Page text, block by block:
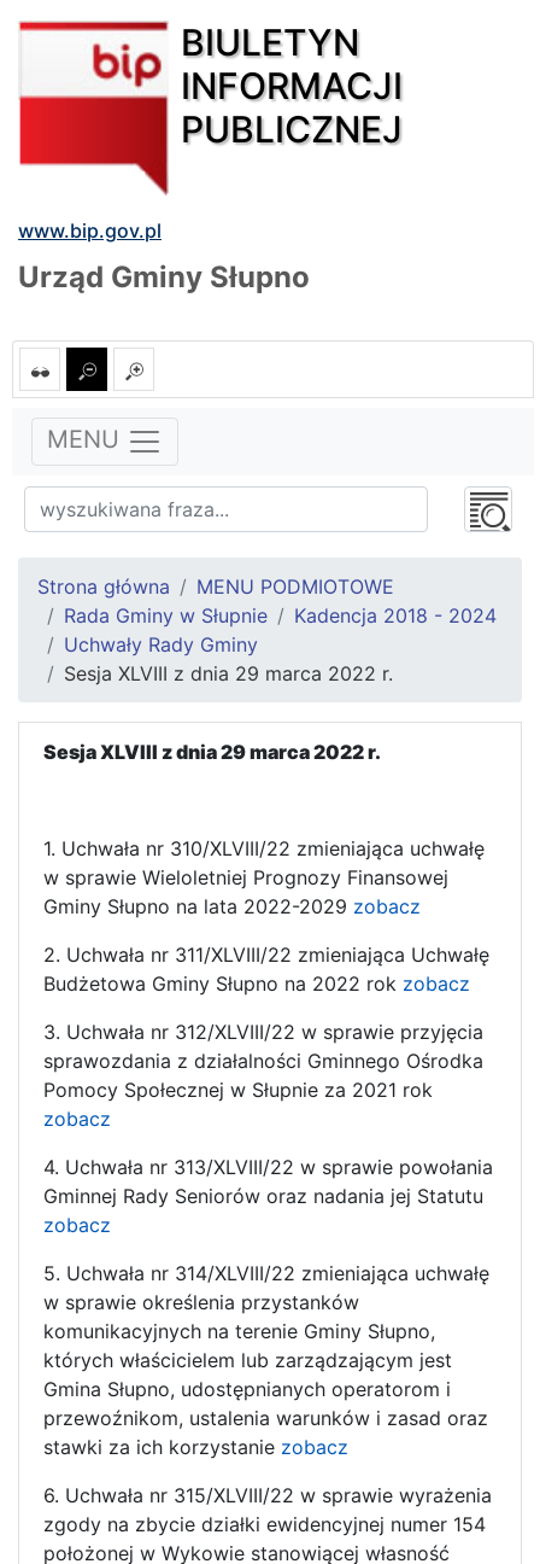
BIULETYN
INFORMACJI
PUBLICZNEJ
www.bip.gov.pl
Urząd Gminy Słupno
MENU
Strona główna
MENU PODMIOTOWE
Rada Gminy w Słupnie
Kadencja 2018 - 2024
Uchwały Rady Gminy
Sesja XLVIII z dnia 29 marca 2022 r.
Sesja XLVIII z dnia 29 marca 2022 r.
1. Uchwała nr 310/XLVIII/22 zmieniająca uchwałę
w sprawie Wieloletniej Prognozy Finansowej
Gminy Słupno na lata 2022-2029 zobacz
2. Uchwała nr 311/XLVIII/22 zmieniająca Uchwałę
Budżetowa Gminy Słupno na 2022 rok zobacz
3. Uchwała nr 312/XLVIII/22 w sprawie przyjęcia
sprawozdania z działalności Gminnego Ośrodka
Pomocy Społecznej w Słupnie za 2021 rok
zobacz
4. Uchwała nr 313/XLVIII/22 w sprawie powołania
Gminnej Rady Seniorów oraz nadania jej Statutu
zobacz
5. Uchwała nr 314/XLVIII/22 zmieniająca uchwałę
w sprawie określenia przystanków
komunikacyjnych na terenie Gminy Słupno,
których właścicielem lub zarządzającym jest
Gmina Słupno, udostępnianych operatorom i
przewoźnikom, ustalenia warunków i zasad oraz
stawki za ich korzystanie zobacz
6. Uchwała nr 315/XLVIII/22 w sprawie wyrażenia
zgody na zbycie działki ewidencyjnej numer 154
położonej w Wykowie stanowiącej własność